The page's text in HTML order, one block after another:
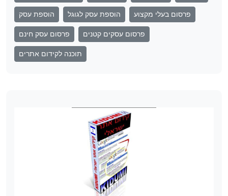
הוספת עסק הוספת עסק לגוגל פרסום בעלי מקצוע
פרסום עסק חינם פרסום עסקים קטנים
תוכנה לקידום אתרים